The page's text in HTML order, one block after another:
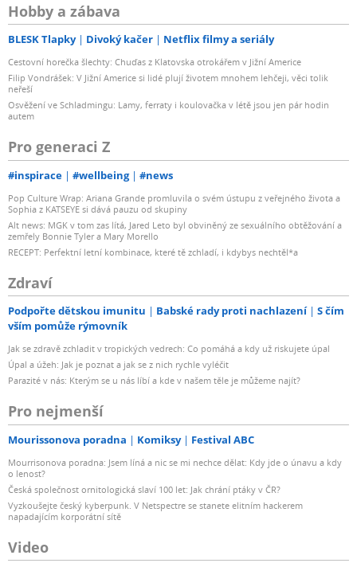
Hobby a zábava
BLESK Tlapky Divoký kačer Netflix filmy a seriály
Cestovní horečka šlechty: Chuďas z Klatovska otrokářem v Jižní Americe
Filip Vondrášek: V Jižní Americe si lidé plují životem mnohem lehčeji, věci tolik
neřeší
Osvěžení ve Schladmingu: Lamy, ferraty i koulovačka v létě jsou jen pár hodin
autem
Pro generaci Z
#inspirace #wellbeing #news
Pop Culture Wrap: Ariana Grande promluvila o svém ústupu z veřejného života a
Sophia z KATSEYE si dává pauzu od skupiny
Alt news: MGK v tom zas lítá, Jared Leto byl obviněný ze sexuálního obtěžování a
zemřely Bonnie Tyler a Mary Morello
RECEPT: Perfektní letní kombinace, které tě zchladí, i kdybys nechtěl*a
Zdraví
Podpořte dětskou imunitu Babské rady proti nachlazení
S čím
vším pomůže rýmovník
Jak se zdravě zchladit v tropických vedrech: Co pomáhá a kdy už riskujete úpal
Úpal a úžeh: Jak je poznat a jak se z nich rychle vyléčit
Parazité v nás: Kterým se u nás líbí a kde v našem těle je můžeme najít?
Pro nejmenší
Mourissonova poradna Komiksy Festival ABC
Mourrisonova poradna: Jsem líná a nic se mi nechce dělat: Kdy jde o únavu a kdy
o lenost?
Česká společnost ornitologická slaví 100 let: Jak chrání ptáky v ČR?
Vyzkoušejte český kyberpunk. V Netspectre se stanete elitním hackerem
napadajícím korporátní sítě
Video